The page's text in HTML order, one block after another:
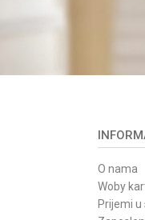
O nama
Woby
Prijemi u